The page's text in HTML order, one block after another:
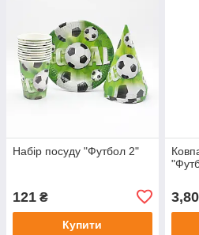
Набір посуду "Футбол 2"
121 ₴
Купити
3,80